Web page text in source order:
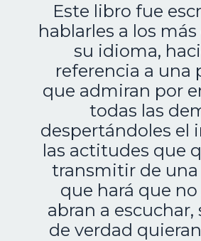
Este libro fue
hablarles a los
su idioma,
referencia a una
que admiran por
todas las
despertándoles el
las actitudes que
transmitir de una
que hará que no
abran a escuchar,
de verdad